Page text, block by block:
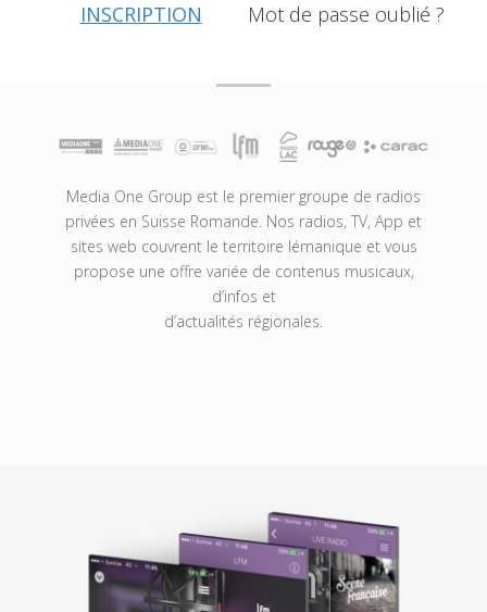
INSCRIPTION Mot de passe oublié ?
Media One Group est le premier groupe de radios
privées en Suisse Romande. Nos radios, TV, App et
sites web couvrent le territoire lémanique et vous
propose une offre variée de contenus musicaux,
d’infos et
d’actualités régionales.